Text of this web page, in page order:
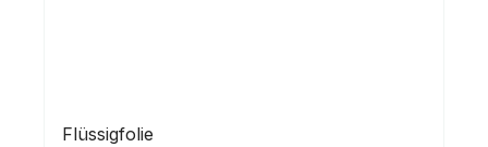
Flüssigfolie